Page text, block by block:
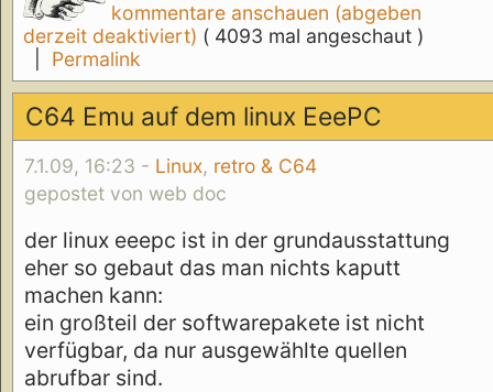
kommentare anschauen (abgeben
derzeit deaktiviert) ( 4093 mal angeschaut )
Permalink
C64 Emu auf dem linux EeePC
7.1.09, 16:23 - Linux, retro & C64
gepostet von web doc
der linux eeepc ist in der grundausstattung
eher so gebaut das man nichts kaputt
machen kann:
ein großteil der softwarepakete ist nicht
verfügbar, da nur ausgewählte quellen
abrufbar sind.